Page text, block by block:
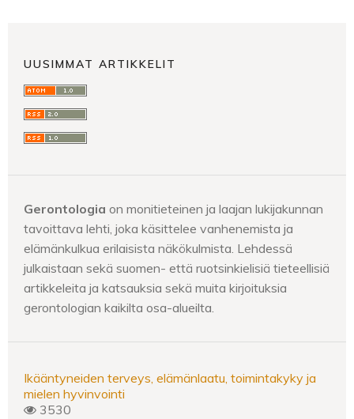
UUSIMMAT ARTIKKELIT
Gerontologia on monitieteinen ja laajan lukijakunnan
tavoittava lehti, joka käsittelee vanhenemista ja
elämänkulkua erilaisista näkökulmista. Lehdessä
julkaistaan sekä suomen- että ruotsinkielisiä tieteellisiä
artikkeleita ja katsauksia sekä muita kirjoituksia
gerontologian kaikilta osa-alueilta.
Ikääntyneiden terveys, elämänlaatu, toimintakyky ja
mielen hyvinvointi
3530